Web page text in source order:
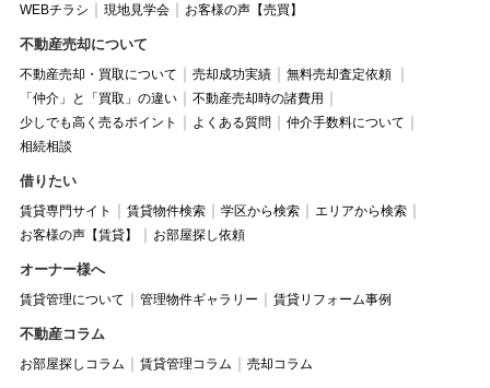
WEBチラシ
現地見学会 お客様の声【売買】
不動産売却について
不動産売却・買取について 売却成功実績
無料売却査定依頼
「仲介」と「買取」の違い
不動産売却時の諸費用
少しでも高く売るポイント
よくある質問
仲介手数料について
相続相談
借りたい
賃貸専門サイト 賃貸物件検索 学区から検索
エリアから検索
お客様の声【賃貸】
お部屋探し依頼
オーナー様へ
賃貸管理について 管理物件ギャラリー 賃貸リフォーム事例
不動産コラム
お部屋探しコラム 賃貸管理コラム 売却コラム